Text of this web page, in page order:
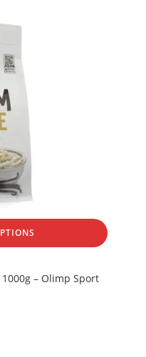
– Olimp Sport